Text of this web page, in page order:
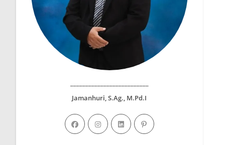
Jamanhuri, S.Ag., M.Pd.I